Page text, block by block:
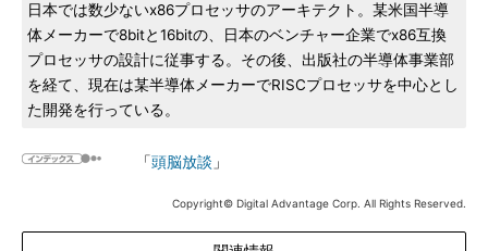
日本では数少ないx86プロセッサのアーキテクト。某米国半導
体メーカーで8bitと16bitの、日本のベンチャー企業でx86互換
プロセッサの設計に従事する。その後、出版社の半導体事業部
を経て、現在は某半導体メーカーでRISCプロセッサを中心とし
た開発を行っている。
「頭脳放談 」
Copyright© Digital Advantage Corp. All Rights Reserved.